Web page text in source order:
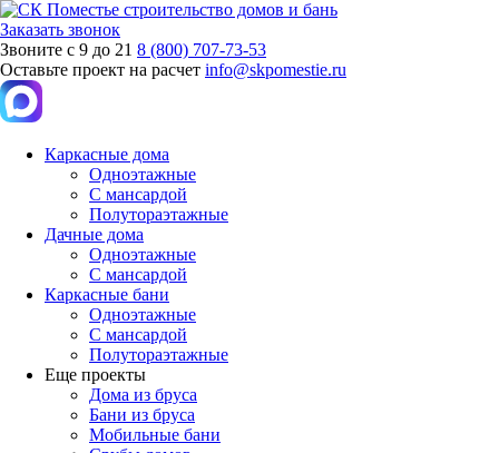
Заказать звонок
Звоните с 9 до 21 8 (800) 707-73-53
Оставьте проект на расчет info@skpomestie.ru
Каркасные дома
Одноэтажные
С мансардой
Полутораэтажные
Дачные дома
Одноэтажные
С мансардой
Каркасные бани
Одноэтажные
С мансардой
Полутораэтажные
Еще проекты
Дома из бруса
Бани из бруса
Мобильные бани